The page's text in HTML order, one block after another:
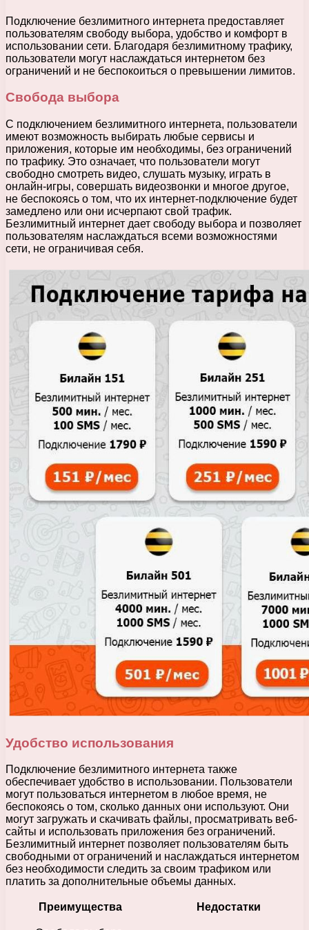
Подключение безлимитного интернета предоставляет
пользователям свободу выбора, удобство и комфорт в
использовании сети. Благодаря безлимитному трафику,
пользователи могут наслаждаться интернетом без
ограничений и не беспокоиться о превышении лимитов.
Свобода выбора
С подключением безлимитного интернета, пользователи
имеют возможность выбирать любые сервисы и
приложения, которые им необходимы, без ограничений
по трафику. Это означает, что пользователи могут
свободно смотреть видео, слушать музыку, играть в
онлайн-игры, совершать видеозвонки и многое другое,
не беспокоясь о том, что их интернет-подключение будет
замедлено или они исчерпают свой трафик.
Безлимитный интернет дает свободу выбора и позволяет
пользователям наслаждаться всеми возможностями
сети, не ограничивая себя.
Удобство использования
Подключение безлимитного интернета также
обеспечивает удобство в использовании. Пользователи
могут пользоваться интернетом в любое время, не
беспокоясь о том, сколько данных они используют. Они
могут загружать и скачивать файлы, просматривать веб-
сайты и использовать приложения без ограничений.
Безлимитный интернет позволяет пользователям быть
свободными от ограничений и наслаждаться интернетом
без необходимости следить за своим трафиком или
платить за дополнительные объемы данных.
Преимущества Недостатки